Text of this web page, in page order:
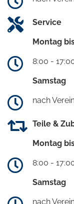
Service
Montag
8:00 -
Samstag
nach
Teile &
Montag
8:00 -
Samstag
nach